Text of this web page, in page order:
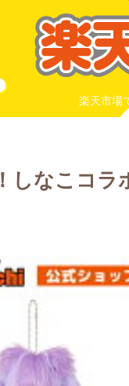
楽天市場
しなこコラ